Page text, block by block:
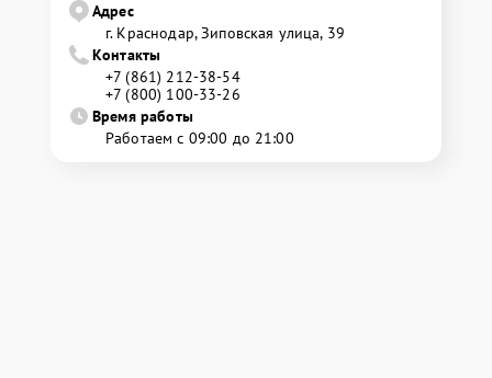
Адрес
г. Краснодар, Зиповская улица, 39
Контакты
+7 (861) 212-38-54
+7 (800) 100-33-26
Время работы
Работаем с 09:00 до 21:00